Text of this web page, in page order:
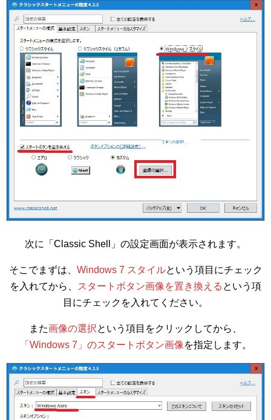
次に「Classic Shell」の設定画面が表示されます。
そこでまずは、 Windows 7 スタイルという項目にチェック
を入れてから、
スタートボタン画像を置き換える という項
目にチェックを入れてください。
また画像の選択という項目をクリックしてから、
「Windows 7」のスタートボタン画像を指定します。